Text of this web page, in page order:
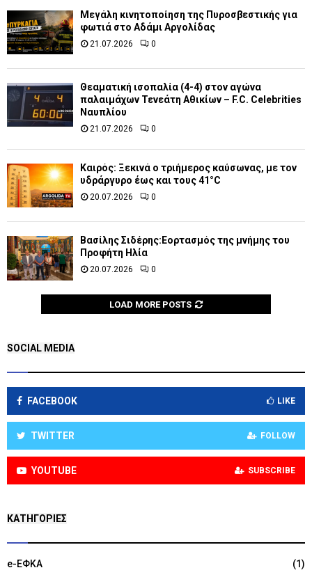
Μεγάλη κινητοποίηση της Πυροσβεστικής για
φωτιά στο Αδάμι Αργολίδας
21.07.2026 0
Θεαματική ισοπαλία (4-4) στον αγώνα
παλαιμάχων Τενεάτη Αθικίων – F.C. Celebrities
Ναυπλίου
21.07.2026 0
Καιρός: Ξεκινά ο τριήμερος καύσωνας, με τον
υδράργυρο έως και τους 41°C
20.07.2026 0
Βασίλης Σιδέρης:Εορτασμός της μνήμης του
Προφήτη Ηλία
20.07.2026 0
LOAD MORE POSTS
SOCIAL MEDIA
FACEBOOK LIKE
TWITTER FOLLOW
YOUTUBE SUBSCRIBE
KΑΤΗΓΟΡΊΕΣ
e-ΕΦΚΑ
(1)